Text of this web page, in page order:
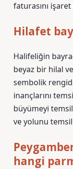
faturasını işaret
Hilafet
Halifeliğin
beyaz bir hilal ve
sembolik
inançlarını
büyümeyi temsil
ve yolunu temsil
hangi